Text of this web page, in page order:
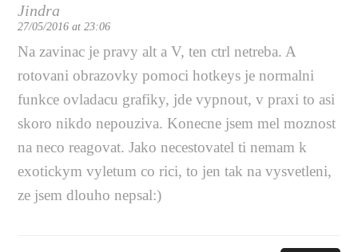
Jindra
27/05/2016 at 23:06
Na zavinac je pravy alt a V, ten ctrl netreba. A
rotovani obrazovky pomoci hotkeys je normalni
funkce ovladacu grafiky, jde vypnout, v praxi to asi
skoro nikdo nepouziva. Konecne jsem mel moznost
na neco reagovat. Jako necestovatel ti nemam k
exotickym vyletum co rici, to jen tak na vysvetleni,
ze jsem dlouho nepsal:)